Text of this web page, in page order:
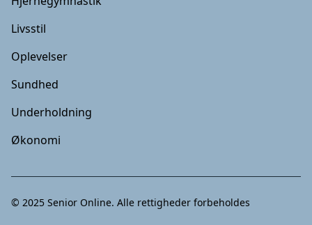
Livsstil
Oplevelser
Sundhed
Underholdning
Økonomi
© 2025 Senior Online. Alle rettigheder forbeholdes